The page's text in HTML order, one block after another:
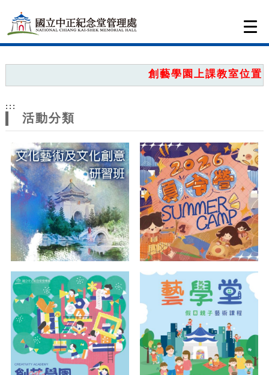
網
站
主
題
創藝學園上課教室位置圖
:::
活動分類